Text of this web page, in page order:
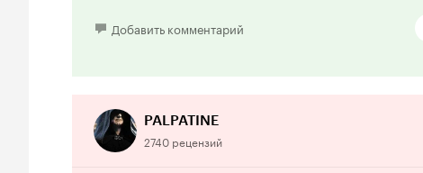
Зрелищная сторона фильма все-таки хороша, но
элементом, когда выясняется кто же такой этот
Фильм очень раскрытый и духовный. Со смыслом, и к
Добавить комментарий
PALPATINE
2740 рецензий